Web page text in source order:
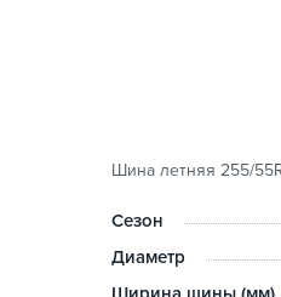
Шина летняя 255/
Сезон
Диаметр